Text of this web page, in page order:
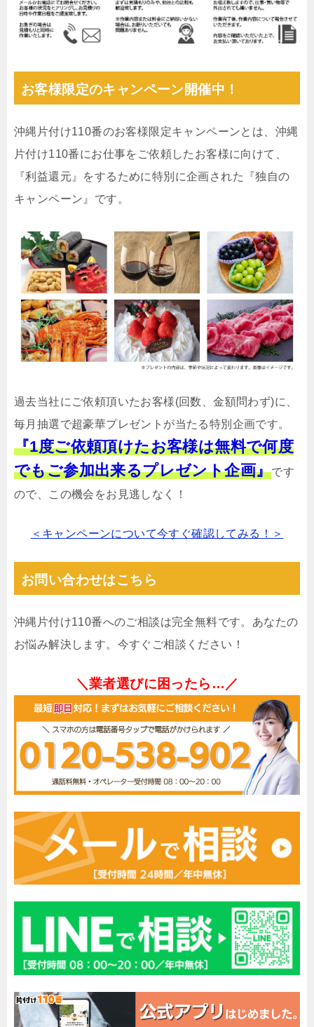
お客様限定のキャンペーン開催中！
沖縄片付け110番のお客様限定キャンペーンとは、沖縄
片付け110番にお仕事をご依頼したお客様に向けて、
『利益還元』をするために特別に企画された『独自の
キャンペーン』です。
過去当社にご依頼頂いたお客様(回数、金額問わず)に、
毎月抽選で超豪華プレゼントが当たる特別企画です。
『1度ご依頼頂けたお客様は無料で何度
でもご参加出来るプレゼント企画』です
ので、この機会をお見逃しなく！
＜キャンペーンについて今すぐ確認してみる！＞
お問い合わせはこちら
沖縄片付け110番へのご相談は完全無料です。あなたの
お悩み解決します。今すぐご相談ください！
＼業者選びに困ったら…／